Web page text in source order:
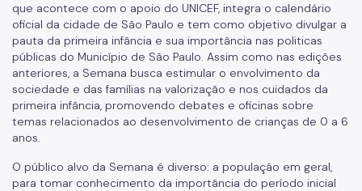
que acontece com o apoio do UNICEF, integra o calendário
oficial da cidade de São Paulo e tem como objetivo divulgar a
pauta da primeira infância e sua importância nas politicas
públicas do Município de São Paulo. Assim como nas edições
anteriores, a Semana busca estimular o envolvimento da
sociedade e das famílias na valorização e nos cuidados da
primeira infância, promovendo debates e oficinas sobre
temas relacionados ao desenvolvimento de crianças de 0 a 6
anos.
O público alvo da Semana é diverso: a população em geral,
para tomar conhecimento da importância do período inicial